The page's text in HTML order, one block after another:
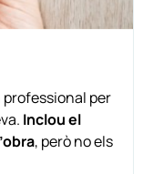
professional per
Inclou el
, però no els